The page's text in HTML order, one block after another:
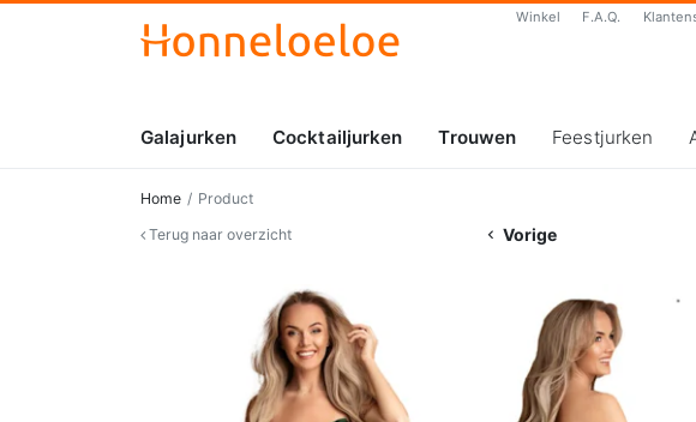
Winkel F.A.Q.
Galajurken Cocktailjurken Trouwen Feestjurken
Home
Product
Terug naar overzicht
Vorige